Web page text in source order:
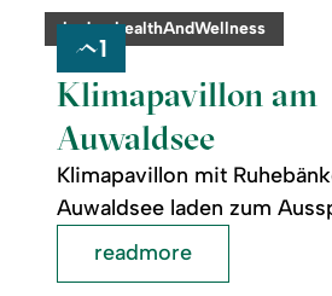
category:
badge.healthAndWellness
1
Klimapavillon am
Auwaldsee
Klimapavillon mit
Auwaldsee laden zum
readmore:
Klimapavillon
am
Auwaldsee
readmore